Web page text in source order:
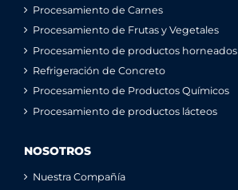
Procesamiento de Carnes
Procesamiento de Frutas y Vegetales
Procesamiento de productos horneados
Refrigeración de Concreto
Procesamiento de Productos Químicos
Procesamiento de productos lácteos
NOSOTROS
Nuestra Compañía